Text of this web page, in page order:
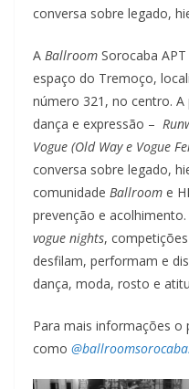
conversa sobre legado,
A Ballroom Sorocaba
espaço do Tremoço,
número 321, no centro.
dança e expressão –
Vogue (Old Way e Vogue
conversa sobre legado,
comunidade Ballroom e
prevenção e
vogue nights,
desfilam, performam e
dança, moda, rosto e
Para mais informações
como